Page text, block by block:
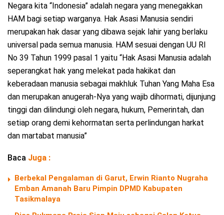
Negara kita “Indonesia” adalah negara yang menegakkan
HAM bagi setiap warganya. Hak Asasi Manusia sendiri
merupakan hak dasar yang dibawa sejak lahir yang berlaku
universal pada semua manusia. HAM sesuai dengan UU RI
No 39 Tahun 1999 pasal 1 yaitu “Hak Asasi Manusia adalah
seperangkat hak yang melekat pada hakikat dan
keberadaan manusia sebagai makhluk Tuhan Yang Maha Esa
dan merupakan anugerah-Nya yang wajib dihormati, dijunjung
tinggi dan dilindungi oleh negara, hukum, Pemerintah, dan
setiap orang demi kehormatan serta perlindungan harkat
dan martabat manusia”
Baca Juga :
Berbekal Pengalaman di Garut, Erwin Rianto Nugraha
Emban Amanah Baru Pimpin DPMD Kabupaten
Tasikmalaya